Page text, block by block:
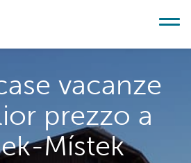
vacanze
prezzo a
Místek